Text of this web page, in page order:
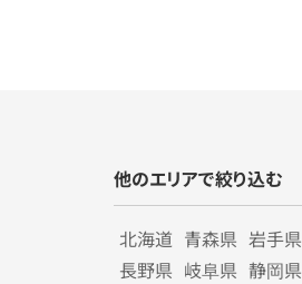
他のエリアで絞り込む
北海道 青森県 岩手県
長野県 岐阜県 静岡県